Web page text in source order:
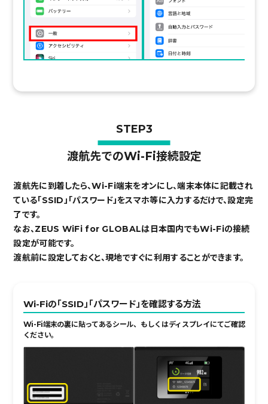
STEP3
渡航先でのWi-Fi接続設定
渡航先に到着したら、Wi-Fi端末をオンにし、端末本体に記載され
ている「SSID」「パスワード」をスマホ等に入力するだけで、設定完
了です。
なお、ZEUS WiFi for GLOBALは日本国内でもWi-Fiの接続
設定が可能です。
渡航前に設定しておくと、現地ですぐに利用することができます。
Wi-Fiの「SSID」「パスワード」を確認する方法
Wi-Fi端末の裏に貼ってあるシール、もしくはディスプレイにてご確認
ください。